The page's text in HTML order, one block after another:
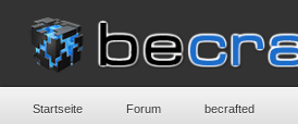
Startseite Forum becrafted